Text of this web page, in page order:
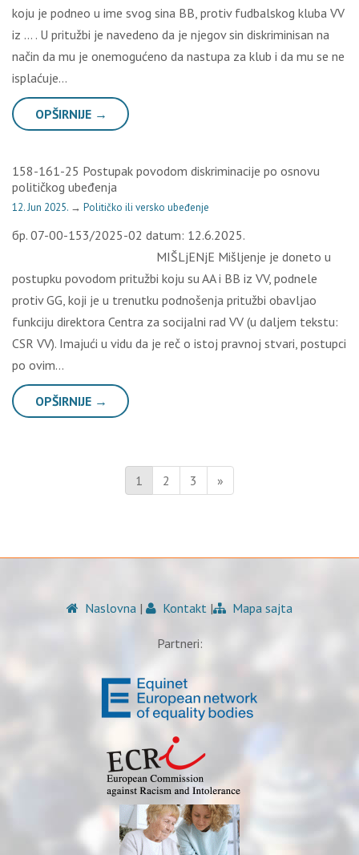
koju je podneo u ime svog sina BB, protiv fudbalskog kluba VV
iz … . U pritužbi je navedeno da je njegov sin diskriminisan na
način da mu je onemogućeno da nastupa za klub i da mu se ne
isplaćuje…
OPŠIRNIJE →
158-161-25 Postupak povodom diskriminacije po osnovu
političkog ubeđenja
12. Jun 2025. → Političko ili versko ubeđenje
бр. 07-00-153/2025-02 datum: 12.6.2025.
MIŠLjENjE Mišljenje je doneto u
postupku povodom pritužbi koju su AA i BB iz VV, podnele
protiv GG, koji je u trenutku podnošenja pritužbi obavljao
funkciju direktora Centra za socijalni rad VV (u daljem tekstu:
CSR VV). Imajući u vidu da je reč o istoj pravnoj stvari, postupci
po ovim…
OPŠIRNIJE →
1 2 3 »
Naslovna | Kontakt | Mapa sajta
Partneri: